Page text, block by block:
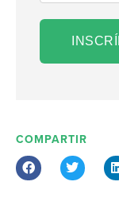
COMPARTIR